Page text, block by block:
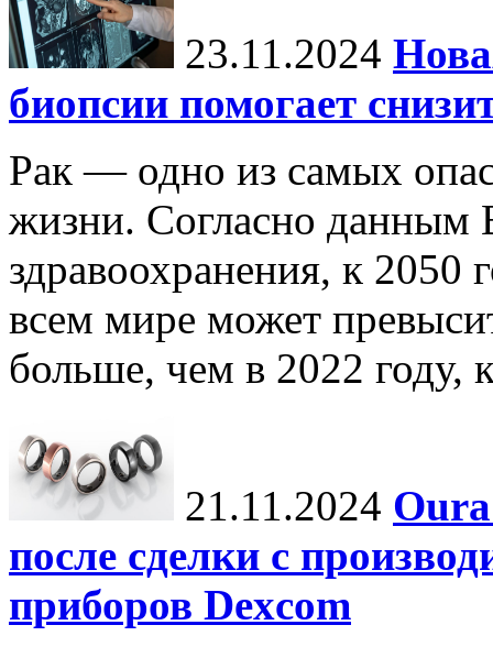
23.11.2024
биопсии помогает
Рак — одно из самых
жизни. Согласно данным
здравоохранения, к 2050
всем мире может
больше, чем в 2022 году,
21.11.2024
после сделки с
приборов Dexcom